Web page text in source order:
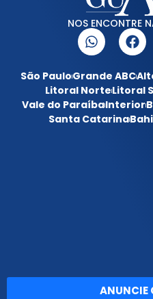
NOS ENCONTRE
São PauloGrande ABC
Litoral NorteLitoral
Vale do ParaíbaInterior
Santa Catarina
ANUNCIE